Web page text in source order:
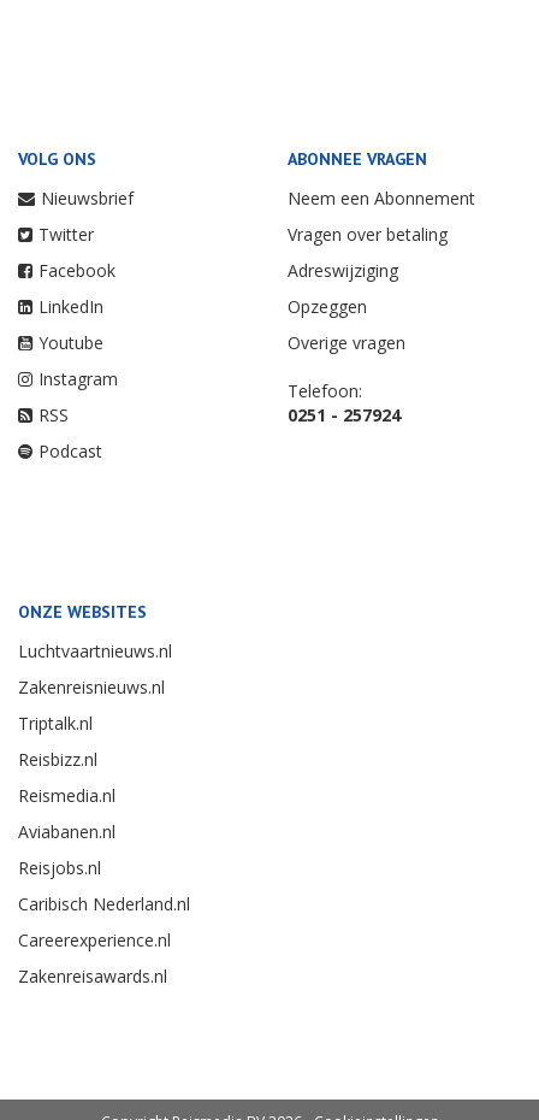
VOLG ONS
Nieuwsbrief
Twitter
Facebook
LinkedIn
Youtube
Instagram
RSS
Podcast
ABONNEE VRAGEN
Neem een Abonnement
Vragen over betaling
Adreswijziging
Opzeggen
Overige vragen
Telefoon:
0251 - 257924
ONZE WEBSITES
Luchtvaartnieuws.nl
Zakenreisnieuws.nl
Triptalk.nl
Reisbizz.nl
Reismedia.nl
Aviabanen.nl
Reisjobs.nl
Caribisch Nederland.nl
Careerexperience.nl
Zakenreisawards.nl